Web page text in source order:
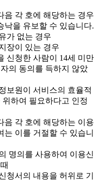
각 호에 해당하는 경우
낙을 유보할 수 있습니다.
가 없는 경우
장이 있는 경우
신청한 사람이 14세 미만
의 동의를 득하지 않았
보원이 서비스의 효율적
위하여 필요하다고 인정
각 호에 해당하는 이용
는 이를 거절할 수 있습니
명의를 사용하여 이용신
청서의 내용을 허위로 기